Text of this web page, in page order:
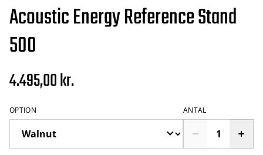
Acoustic Energy Reference Stand
500
4.495,00 kr.
OPTION ANTAL